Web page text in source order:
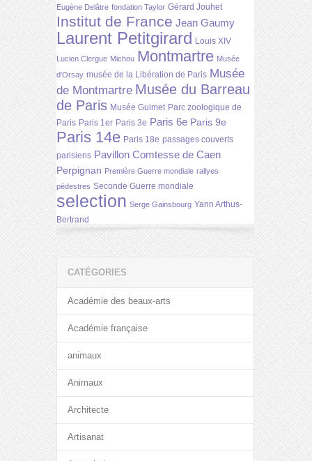
Eugène Delâtre fondation Taylor Gérard Jouhet
Institut de France Jean Gaumy
Laurent Petitgirard Louis XIV
Lucien Clergue Michou Montmartre Musée
d'Orsay musée de la Libération de Paris Musée
de Montmartre Musée du Barreau
de Paris Musée Guimet Parc zoologique de
Paris Paris 1er Paris 3e Paris 6e Paris 9e
Paris 14e Paris 18e passages couverts
parisiens Pavillon Comtesse de Caen
Perpignan Première Guerre mondiale rallyes
pédestres Seconde Guerre mondiale
selection Serge Gainsbourg Yann Arthus-
Bertrand
CATÉGORIES
Académie des beaux-arts
Académie française
animaux
Animaux
Architecte
Artisanat